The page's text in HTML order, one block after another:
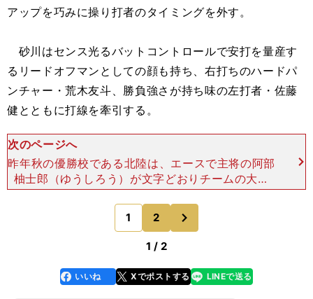
アップを巧みに操り打者のタイミングを外す。
砂川はセンス光るバットコントロールで安打を量産す
るリードオフマンとしての顔も持ち、右打ちのハードパ
ンチャー・荒木友斗、勝負強さが持ち味の左打者・佐藤
健とともに打線を牽引する。
次のページへ
昨年秋の優勝校である北陸は、エースで主将の阿部
柚士郎（ゆうしろう）が文字どおりチームの大黒
柱。スリークォーターからテンポよく投げ込むスト
レートは微妙に動いてバットの芯を外し、カーブ、
フォークを交えて打
1 2
1 / 2
faceboo
k
いいね Xでポストする
line LINEで送る